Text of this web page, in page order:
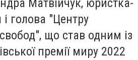
Матвійчук, юристка-
голова "Центру
що став одним із
премії миру 2022